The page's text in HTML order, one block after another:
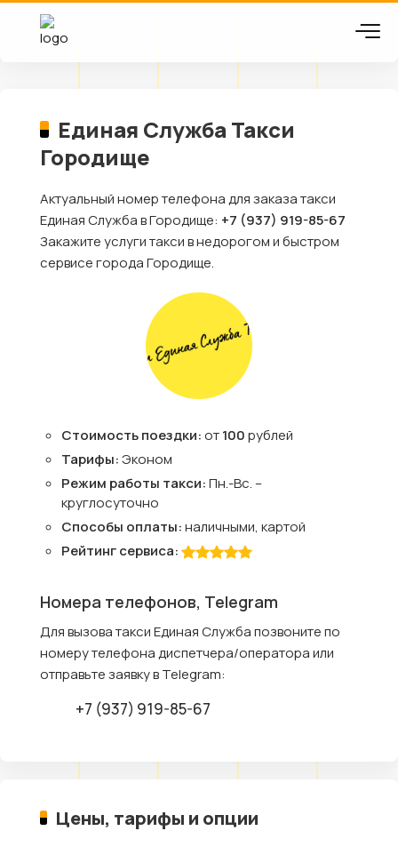
Единая Служба Такси
Городище
Актуальный номер телефона для заказа такси
Единая Служба в Городище: +7 (937) 919-85-67
Закажите услуги такси в недорогом и быстром
сервисе города Городище.
Стоимость поездки:от100рублей
Тарифы:Эконом
Режим работы такси:Пн.-Вс. –
круглосуточно
Способы оплаты:наличными, картой
Рейтинг сервиса:
Номера телефонов, Telegram
Для вызова такси Единая Служба позвоните по
номеру телефона диспетчера/оператора или
отправьте заявку в Telegram:
+7 (937) 919-85-67
Цены, тарифы и опции